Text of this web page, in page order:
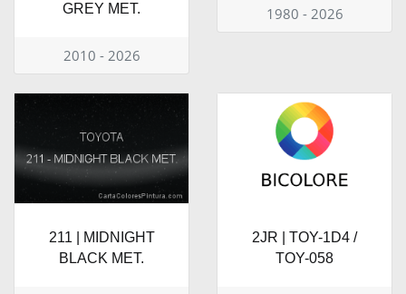
GREY MET.
2010 - 2026
1980 - 2026
211 | MIDNIGHT
BLACK MET.
2JR | TOY-1D4 /
TOY-058